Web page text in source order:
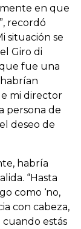
en que
recordó
situación se
Giro di
fue una
mi director
persona de
deseo de
habría
“Hasta
como ‘no,
con cabeza,
cuando estás